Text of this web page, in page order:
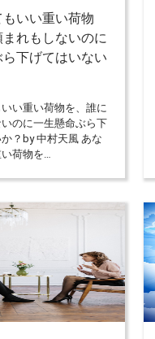
いい重い荷物
まれもしないのに
下げてはいない
い重い荷物を、誰に
のに一生懸命ぶら下
？by 中村天風 あな
荷物を…